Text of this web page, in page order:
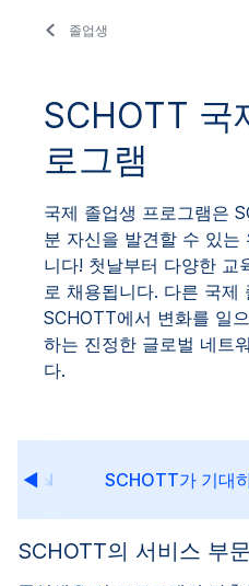
졸업생
SCHOTT 국
로그램
국제 졸업생 프로그램은
분 자신을 발견할 수 있는
니다! 첫날부터 다양한 교
로 채용됩니다. 다른 국제
SCHOTT에서 변화를 일
하는 진정한 글로벌 네트
다.
택 SCHOTT가 기대
SCHOTT의 서비스 부문